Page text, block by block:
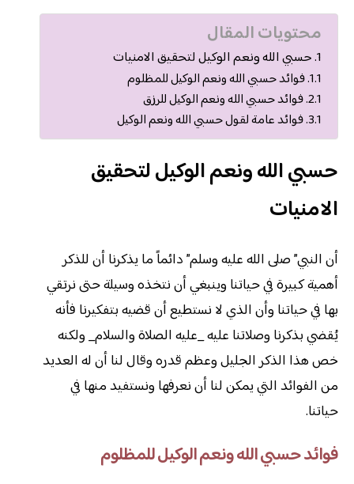
محتويات المقال
حسبي الله ونعم الوكيل لتحقيق الامنيات
فوائد حسبي الله ونعم الوكيل للمظلوم
فوائد حسبي الله ونعم الوكيل للرزق
فوائد عامة لقول حسبي الله ونعم الوكيل
حسبي الله ونعم الوكيل لتحقيق
الامنيات
أن النبي” صلى الله عليه وسلم” دائماً ما يذكرنا أن للذكر
أهمية كبيرة في حياتنا وينبغي أن نتخذه وسيلة حتى نرتقي
بها في حياتنا وأن الذي لا نستطيع أن قضيه بتفكيرنا فأنه
يُقضي بذكرنا وصلاتنا عليه _عليه الصلاة والسلام_ ولكنه
خص هذا الذكر الجليل وعظم قدره وقال لنا أن له العديد
من الفوائد التي يمكن لنا أن نعرفها ونستفيد منها في
حياتنا.
فوائد حسبي الله ونعم الوكيل للمظلوم